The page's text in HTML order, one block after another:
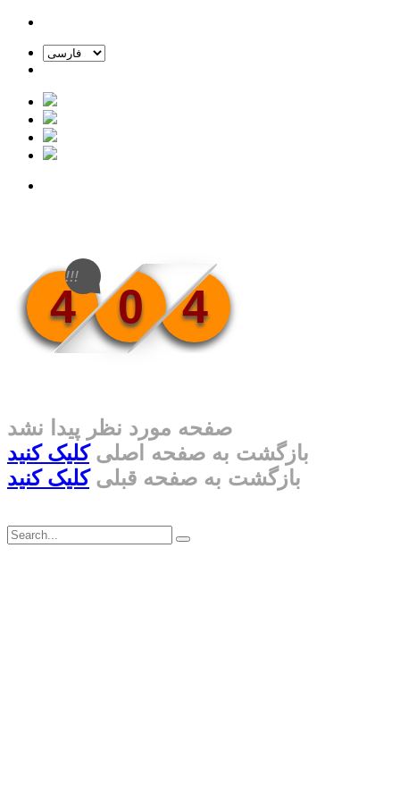
4 0 4
!!!
صفحه مورد نظر پیدا نشد
بازگشت به صفحه اصلیکلیک کنید
بازگشت به صفحه قبلیکلیک کنید